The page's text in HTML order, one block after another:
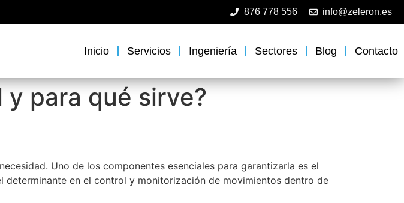
876 778 556 info@zeleron.es
Inicio Servicios Ingeniería Sectores Blog Contacto
para qué sirve?
Uno de los componentes esenciales para garantizarla es el
determinante en el control y monitorización de movimientos dentro de